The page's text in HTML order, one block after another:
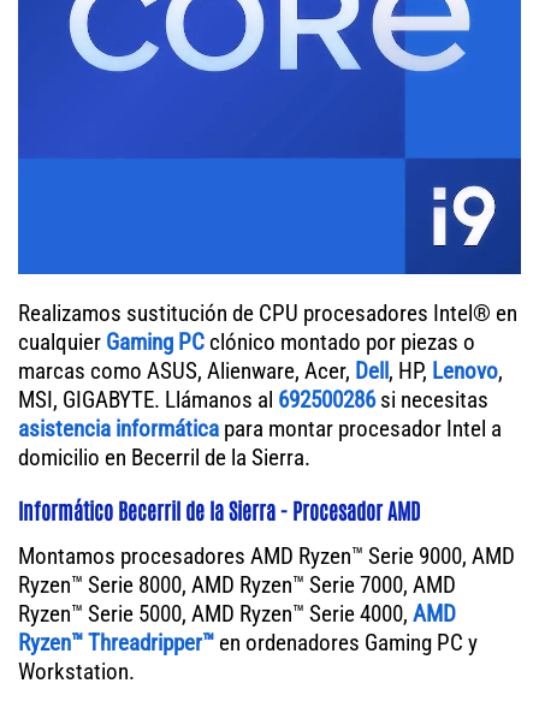
Realizamos sustitución de CPU procesadores Intel® en
cualquier Gaming PC clónico montado por piezas o
marcas como ASUS, Alienware, Acer, Dell, HP, Lenovo,
MSI, GIGABYTE. Llámanos al 692500286si necesitas
asistencia informática para montar procesador Intel a
domicilio en Becerril de la Sierra.
Informático Becerril de la Sierra - Procesador AMD
Montamos procesadores AMD Ryzen™ Serie 9000, AMD
Ryzen™ Serie 8000, AMD Ryzen™ Serie 7000, AMD
Ryzen™ Serie 5000, AMD Ryzen™ Serie 4000, AMD
Ryzen™ Threadripper™ en ordenadores Gaming PC y
Workstation.